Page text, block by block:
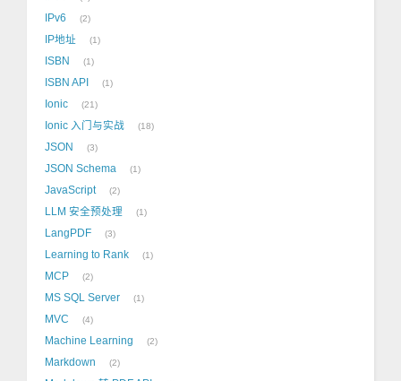
IPv6 2
IP地址 1
ISBN 1
ISBN API 1
Ionic 21
Ionic 入门与实战 18
JSON 3
JSON Schema 1
JavaScript 2
LLM 安全预处理 1
LangPDF 3
Learning to Rank 1
MCP 2
MS SQL Server 1
MVC 4
Machine Learning 2
Markdown 2